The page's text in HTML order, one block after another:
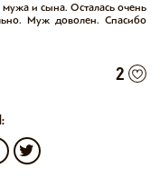
и сына. Осталась очень
Муж доволен. Спасибо
2